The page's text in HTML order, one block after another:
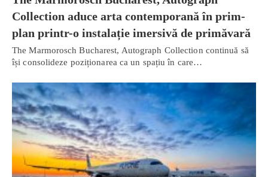
Collection aduce arta contemporană în prim-
plan printr-o instalație imersivă de primăvară
The Marmorosch Bucharest, Autograph Collection continuă să
își consolideze poziționarea ca un spațiu în care…